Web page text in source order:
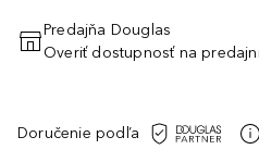
PRIDAŤ DO
Predajňa Douglas
Overiť dostupnosť na
Doručenie podľa